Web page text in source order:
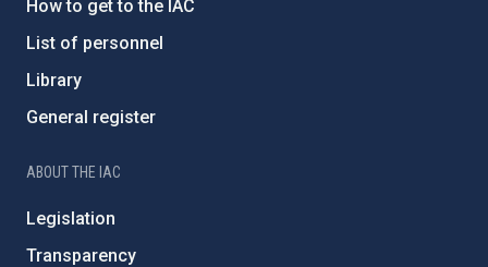
How to get to the IAC
List of personnel
Library
General register
ABOUT THE IAC
Legislation
Transparency